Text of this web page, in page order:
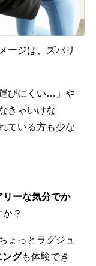
ージは、ズバリ
びにくい…」や
きゃいけな
ている方も少な
リーな気分でか
？
ょっとラグジュ
ングも体験でき